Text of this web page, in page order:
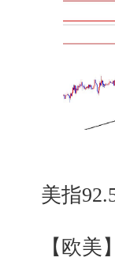
美指
【欧美】